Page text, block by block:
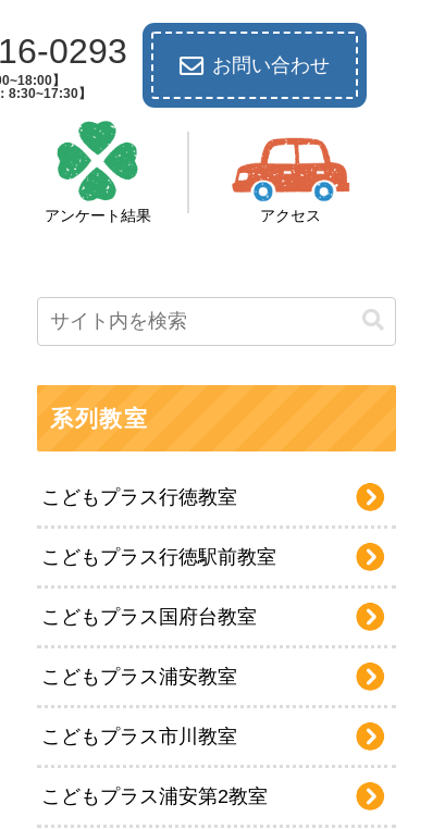
0293
】
8:30~17:30】
お問い合わせ
アンケート結果 アクセス
系列教室
こどもプラス行徳教室
こどもプラス行徳駅前教室
こどもプラス国府台教室
こどもプラス浦安教室
こどもプラス市川教室
こどもプラス浦安第2教室